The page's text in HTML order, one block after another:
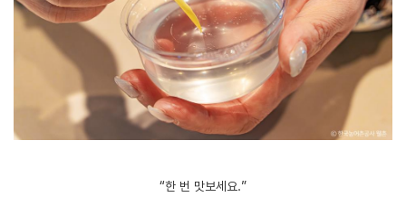
“한 번 맛보세요.”